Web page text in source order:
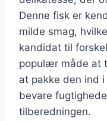
Denne fisk er
milde smag,
kandidat til
populær måde at
at pakke den ind
bevare
tilberedningen.